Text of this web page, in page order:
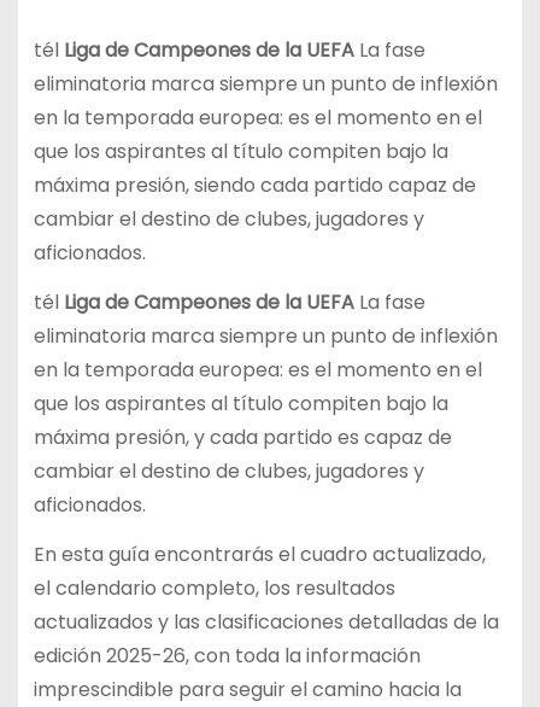
tél Liga de Campeones de la UEFALa fase
eliminatoria marca siempre un punto de inflexión
en la temporada europea: es el momento en el
que los aspirantes al título compiten bajo la
máxima presión, siendo cada partido capaz de
cambiar el destino de clubes, jugadores y
aficionados.
tél Liga de Campeones de la UEFALa fase
eliminatoria marca siempre un punto de inflexión
en la temporada europea: es el momento en el
que los aspirantes al título compiten bajo la
máxima presión, y cada partido es capaz de
cambiar el destino de clubes, jugadores y
aficionados.
En esta guía encontrarás el cuadro actualizado,
el calendario completo, los resultados
actualizados y las clasificaciones detalladas de la
edición 2025-26, con toda la información
imprescindible para seguir el camino hacia la